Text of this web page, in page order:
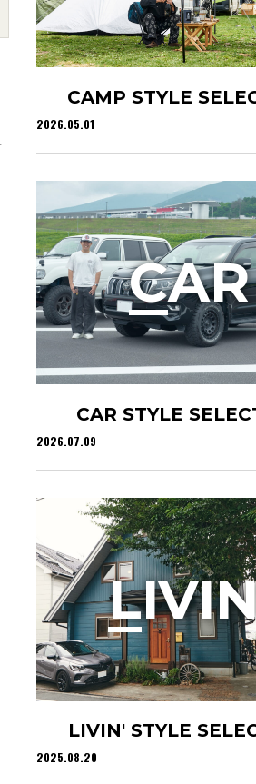
CAMP STYLE
2026.05.01
CAR STYLE
2026.07.09
CAR
LIVIN' STYLE
2025.08.20
L